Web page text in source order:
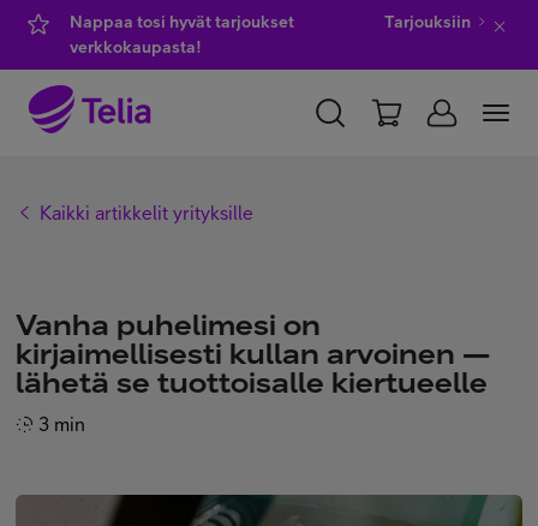
Nappaa tosi hyvät tarjoukset
verkkokaupasta!
Tarjouksiin
IT-palvelut
Kaikki artikkelit yrityksille
Vanha puhelimesi on
kirjaimellisesti kullan arvoinen —
lähetä se tuottoisalle kiertueelle
3 min